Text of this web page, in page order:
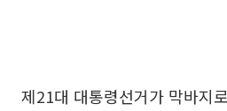
제21대 대통령선거가 막바지